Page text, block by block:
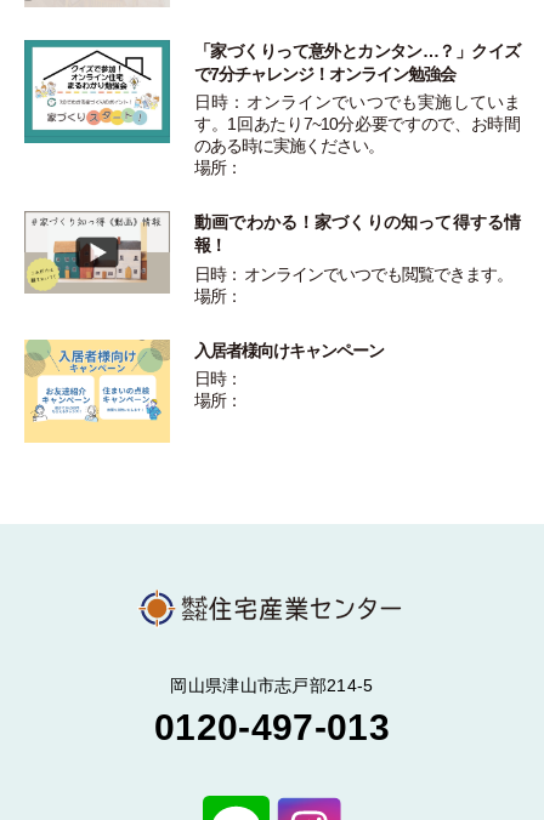
「家づくりって意外とカンタン…？」クイズ
で7分チャレンジ！オンライン勉強会
日時：オンラインでいつでも実施していま
す。1回あたり7~10分必要ですので、お時間
のある時に実施ください。
場所：
動画でわかる！家づくりの知って得する情
報！
日時： オンラインでいつでも閲覧できます。
場所：
入居者様向けキャンペーン
日時：
場所：
岡山県津山市志戸部214-5
0120-497-013